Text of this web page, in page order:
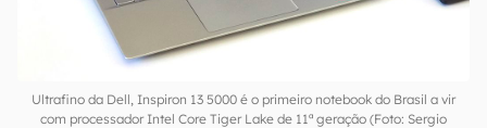
Ultrafino da Dell, Inspiron 13 5000 é o primeiro notebook do Brasil a vir
com processador Intel Core Tiger Lake de 11ª geração (Foto: Sergio